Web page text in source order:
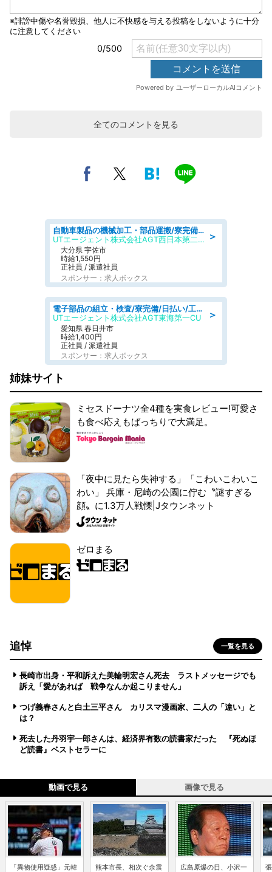
全てのコメントを見る
＞
自動車製品の機械加工・部品運搬/寮完備/日払い/工場・製造
UTエージェント株式会社AGT西日本第二CU
大分県 宇佐市
時給1,550円
正社員 / 派遣社員
スポンサー：求人ボックス
＞
電子部品の組立・検査/寮完備/日払い/工場・製造
UTエージェント株式会社AGT東海第一CU
愛知県 春日井市
時給1,400円
正社員 / 派遣社員
スポンサー：求人ボックス
姉妹サイト
ミセスドーナツ全4種を実食レビュー!可愛さ
も食べ応えもばっちりで大満足。
「夜中に見たら失神する」「こわいこわいこ
わい」 兵庫・尼崎の公園に佇む〝謎すぎる
顔〟に1.3万人戦慄|Jタウンネット
ゼロまる
追悼 一覧を見る
長崎市出身・平和訴えた美輪明宏さん死去 ラストメッセージでも
訴え「愛があれば 戦争なんか起こりません」
つげ義春さんと白土三平さん カリスマ漫画家、二人の「違い」と
は？
死去した丹羽宇一郎さんは、経済界有数の読書家だった 『死ぬほ
ど読書』ベストセラーに
動画で見る 画像で見る
「異物使用疑惑」元韓
熊本市長、相次ぐ余震
広島原爆の日、小沢一